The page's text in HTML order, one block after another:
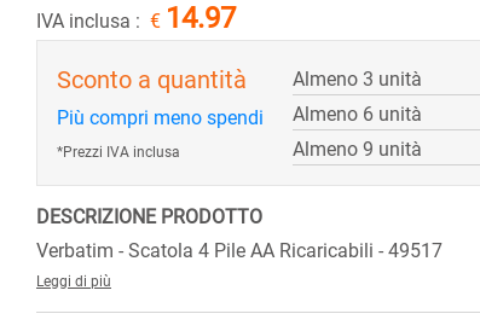
IVA inclusa : € 14.97
Sconto a quantità
Più compri meno spendi
*Prezzi IVA inclusa
Almeno 3 unità
Almeno 6 unità
Almeno 9 unità
DESCRIZIONE PRODOTTO
Verbatim - Scatola 4 Pile AA Ricaricabili - 49517
Leggi di più